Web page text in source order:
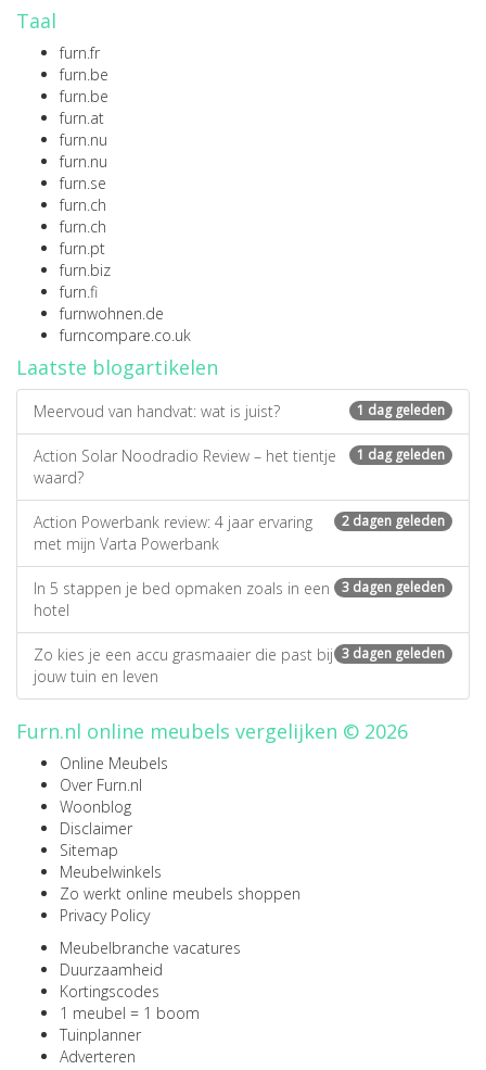
Taal
furn.fr
furn.be
furn.be
furn.at
furn.nu
furn.nu
furn.se
furn.ch
furn.ch
furn.pt
furn.biz
furn.fi
furnwohnen.de
furncompare.co.uk
Laatste blogartikelen
1 dag geleden
Meervoud van handvat: wat is juist?
1 dag geleden
Action Solar Noodradio Review – het tientje
waard?
2 dagen geleden
Action Powerbank review: 4 jaar ervaring
met mijn Varta Powerbank
3 dagen geleden
In 5 stappen je bed opmaken zoals in een
hotel
3 dagen geleden
Zo kies je een accu grasmaaier die past bij
jouw tuin en leven
Furn.nl online meubels vergelijken © 2026
Online Meubels
Over Furn.nl
Woonblog
Disclaimer
Sitemap
Meubelwinkels
Zo werkt online meubels shoppen
Privacy Policy
Meubelbranche vacatures
Duurzaamheid
Kortingscodes
1 meubel = 1 boom
Tuinplanner
Adverteren